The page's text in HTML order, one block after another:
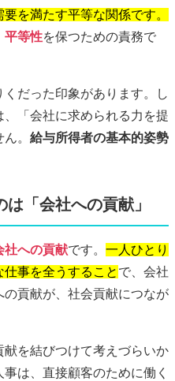
を満たす平等な関係です。
平等性を保つための責務で
くだった印象があります。し
「会社に求められる力を提
。 給与所得者の基本的姿勢
「会社への貢献」
社への貢献です。 一人ひとり
事を全うすること で、会社
貢献が、社会貢献につなが
を結びつけて考えづらいか
は、直接顧客のために働く